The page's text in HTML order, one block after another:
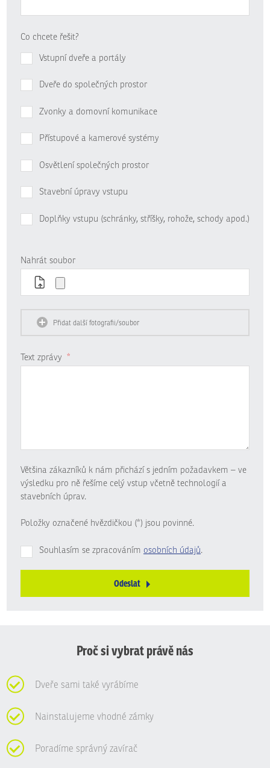
Co chcete řešit?
Vstupní dveře a portály
Dveře do společných prostor
Zvonky a domovní komunikace
Přístupové a kamerové systémy
Osvětlení společných prostor
Stavební úpravy vstupu
Doplňky vstupu (schránky, stříšky, rohože, schody apod.)
Nahrát soubor
Přidat další fotografii/soubor
Text zprávy *
Většina zákazníků k nám přichází s jedním požadavkem – ve
výsledku pro ně řešíme celý vstup včetně technologií a
stavebních úprav.
Položky označené hvězdičkou (*) jsou povinné.
Souhlasím se zpracováním osobních údajů.
Odeslat
Proč si vybrat právě nás
Dveře sami také vyrábíme
Nainstalujeme vhodné zámky
Poradíme správný zavírač